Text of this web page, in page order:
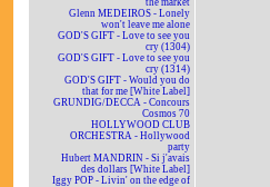
the market
Glenn MEDEIROS - Lonely
won't leave me alone
GOD'S GIFT - Love to see you
cry (1304)
GOD'S GIFT - Love to see you
cry (1314)
GOD'S GIFT - Would you do
that for me [White Label]
GRUNDIG/DECCA - Concours
Cosmos 70
HOLLYWOOD CLUB
ORCHESTRA - Hollywood
party
Hubert MANDRIN - Si j'avais
des dollars [White Label]
Iggy POP - Livin' on the edge of